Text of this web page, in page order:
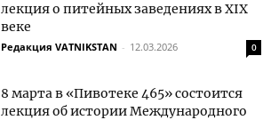
лекция о питейных заведениях в XIX
веке
Редакция VATNIKSTAN - 12.03.2026 0
8 марта в «Пивотеке 465» состоится
лекция об истории Международного